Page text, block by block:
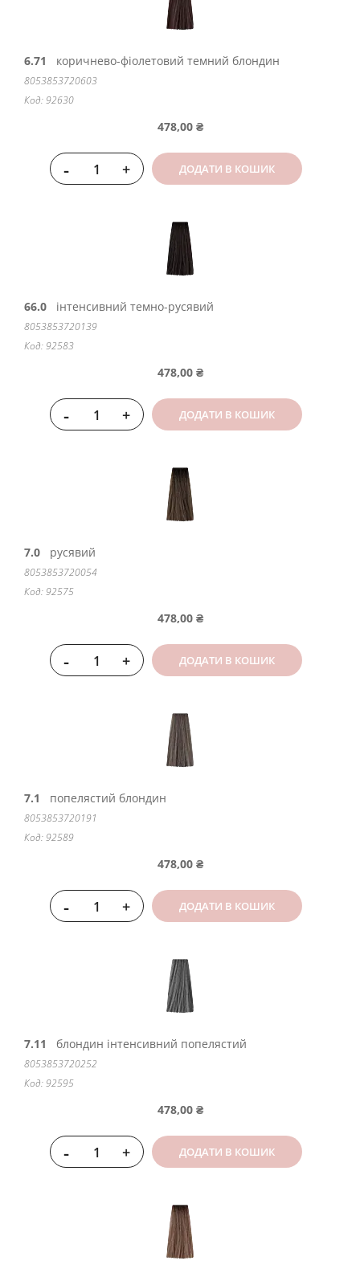
6.71 коричнево-фіолетовий темний блондин
8053853720603
Код: 92630
478,00 ₴
- + ДОДАТИ В КОШИК
66.0 інтенсивний темно-русявий
8053853720139
Код: 92583
478,00 ₴
- + ДОДАТИ В КОШИК
7.0 русявий
8053853720054
Код: 92575
478,00 ₴
- + ДОДАТИ В КОШИК
7.1 попелястий блондин
8053853720191
Код: 92589
478,00 ₴
- + ДОДАТИ В КОШИК
7.11 блондин інтенсивний попелястий
8053853720252
Код: 92595
478,00 ₴
- + ДОДАТИ В КОШИК